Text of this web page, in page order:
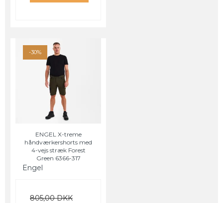
-30%
ENGEL X-treme
håndværkershorts med
4-vejs stræk Forest
Green 6366-317
Engel
805,00 DKK